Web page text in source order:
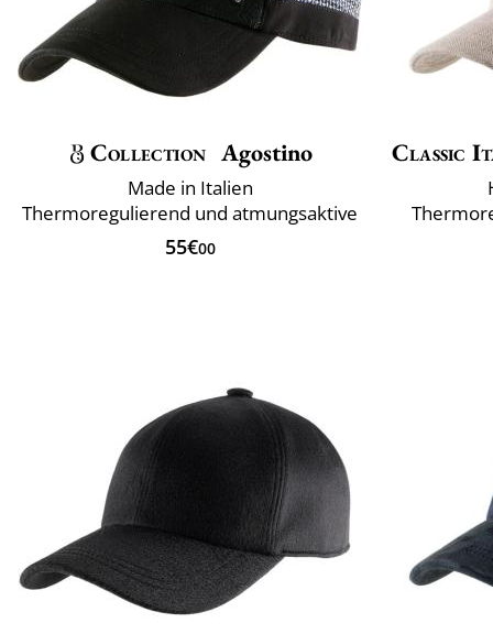
Collection Agostino
Made in Italien
Thermoregulierend und atmungsaktive
55€00
Classic